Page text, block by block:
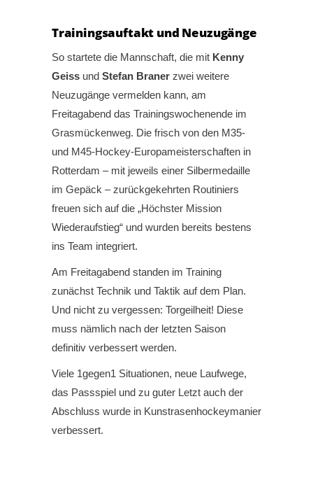
Trainingsauftakt und Neuzugänge
So startete die Mannschaft, die mit Kenny
Geiss und Stefan Braner zwei weitere
Neuzugänge vermelden kann, am
Freitagabend das Trainingswochenende im
Grasmückenweg. Die frisch von den M35-
und M45-Hockey-Europameisterschaften in
Rotterdam – mit jeweils einer Silbermedaille
im Gepäck – zurückgekehrten Routiniers
freuen sich auf die „Höchster Mission
Wiederaufstieg“ und wurden bereits bestens
ins Team integriert.
Am Freitagabend standen im Training
zunächst Technik und Taktik auf dem Plan.
Und nicht zu vergessen: Torgeilheit! Diese
muss nämlich nach der letzten Saison
definitiv verbessert werden.
Viele 1gegen1 Situationen, neue Laufwege,
das Passspiel und zu guter Letzt auch der
Abschluss wurde in Kunstrasenhockeymanier
verbessert.